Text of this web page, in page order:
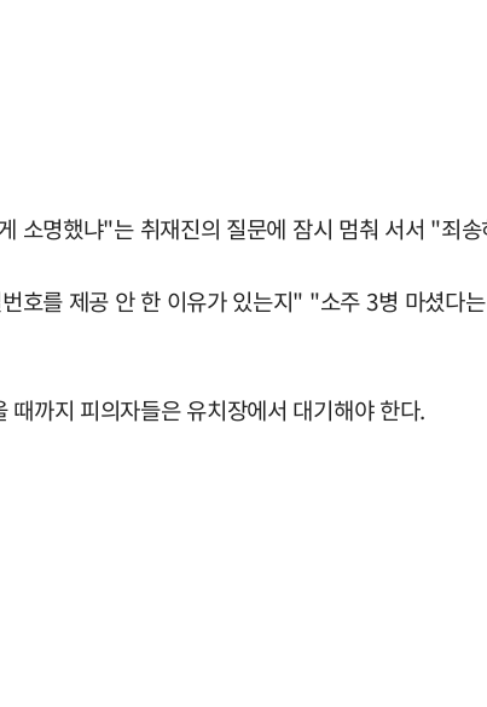
소명했냐"는 취재진의 질문에 잠시 멈춰 서서 "죄
호를 제공 안 한 이유가 있는지" "소주 3병 마셨다
까지 피의자들은 유치장에서 대기해야 한다.